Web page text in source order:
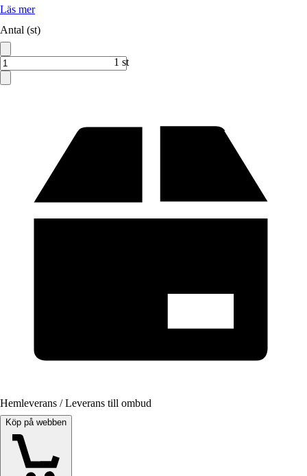
Läs mer
Antal (st)
1 st
Hemleverans / Leverans till ombud
Köp på webben